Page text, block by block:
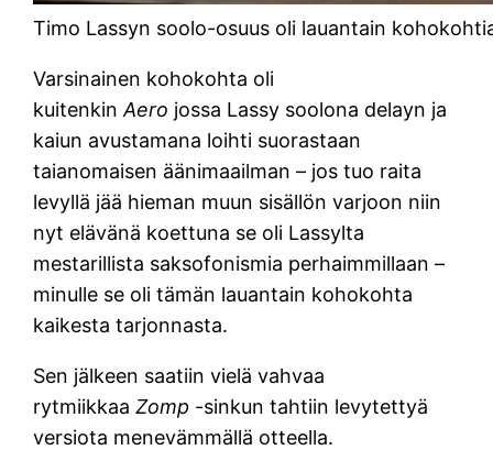
Timo Lassyn soolo-osuus oli lauantain
Varsinainen kohokohta oli
kuitenkinAero jossa Lassy soolona delayn ja
kaiun avustamana loihti suorastaan
taianomaisen äänimaailman – jos tuo raita
levyllä jää hieman muun sisällön varjoon niin
nyt elävänä koettuna se oli Lassylta
mestarillista saksofonismia perhaimmillaan –
minulle se oli tämän lauantain kohokohta
kaikesta tarjonnasta.
Sen jälkeen saatiin vielä vahvaa
rytmiikkaaZomp -sinkun tahtiin levytettyä
versiota menevämmällä otteella.